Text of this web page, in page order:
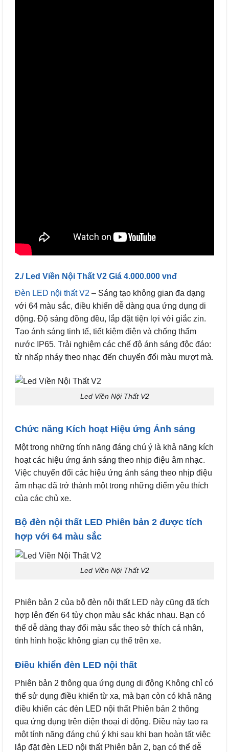
2./ Led Viền Nội Thất V2 Giá 4.000.000 vnđ
Đèn LED nội thất V2 – Sáng tạo không gian đa dạng
với 64 màu sắc, điều khiển dễ dàng qua ứng dụng di
động. Độ sáng đồng đều, lắp đặt tiện lợi với giắc zin.
Tạo ánh sáng tinh tế, tiết kiệm điện và chống thấm
nước IP65. Trải nghiệm các chế độ ánh sáng độc đáo:
từ nhấp nháy theo nhạc đến chuyển đổi màu mượt mà.
Led Viền Nội Thất V2
Chức năng Kích hoạt Hiệu ứng Ánh sáng
Một trong những tính năng đáng chú ý là khả năng kích
hoạt các hiệu ứng ánh sáng theo nhịp điệu âm nhạc.
Việc chuyển đổi các hiệu ứng ánh sáng theo nhịp điệu
âm nhạc đã trở thành một trong những điểm yêu thích
của các chủ xe.
Bộ đèn nội thất LED Phiên bản 2 được tích
hợp với 64 màu sắc
Led Viền Nội Thất V2
Phiên bản 2 của bộ đèn nội thất LED này cũng đã tích
hợp lên đến 64 tùy chọn màu sắc khác nhau. Bạn có
thể dễ dàng thay đổi màu sắc theo sở thích cá nhân,
tình hình hoặc không gian cụ thể trên xe.
Điều khiển đèn LED nội thất
Phiên bản 2 thông qua ứng dụng di động Không chỉ có
thể sử dụng điều khiển từ xa, mà bạn còn có khả năng
điều khiển các đèn LED nội thất Phiên bản 2 thông
qua ứng dụng trên điện thoại di động. Điều này tạo ra
một tính năng đáng chú ý khi sau khi bạn hoàn tất việc
lắp đặt đèn LED nội thất Phiên bản 2, bạn có thể dễ